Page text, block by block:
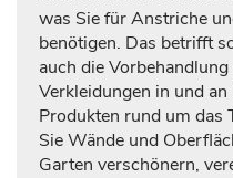
was Sie für Anstriche
benötigen. Das betrifft
auch die
Verkleidungen in und
Produkten rund um das
Sie Wände und
Garten verschönern,